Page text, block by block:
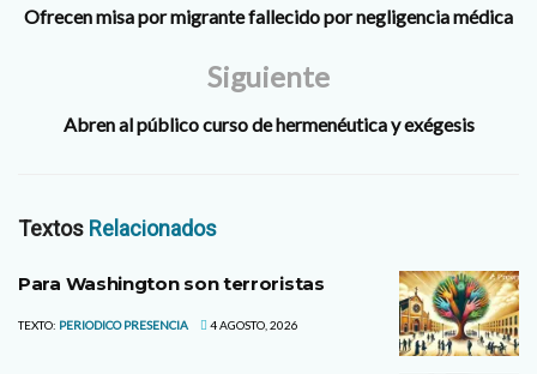
Ofrecen misa por migrante fallecido por negligencia médica
Siguiente
Abren al público curso de hermenéutica y exégesis
Textos Relacionados
Para Washington son terroristas
TEXTO: PERIODICO PRESENCIA 4 AGOSTO, 2026